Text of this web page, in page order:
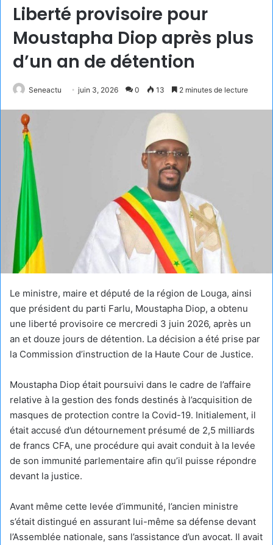
Liberté provisoire pour
Moustapha Diop après plus
d’un an de détention
Seneactu juin 3, 2026 0 13 2 minutes de lecture
Le ministre, maire et député de la région de Louga, ainsi
que président du parti Farlu, Moustapha Diop, a obtenu
une liberté provisoire ce mercredi 3 juin 2026, après un
an et douze jours de détention. La décision a été prise par
la Commission d’instruction de la Haute Cour de Justice.
Moustapha Diop était poursuivi dans le cadre de l’affaire
relative à la gestion des fonds destinés à l’acquisition de
masques de protection contre la Covid-19. Initialement, il
était accusé d’un détournement présumé de 2,5 milliards
de francs CFA, une procédure qui avait conduit à la levée
de son immunité parlementaire afin qu’il puisse répondre
devant la justice.
Avant même cette levée d’immunité, l’ancien ministre
s’était distingué en assurant lui-même sa défense devant
l’Assemblée nationale, sans l’assistance d’un avocat. Il avait